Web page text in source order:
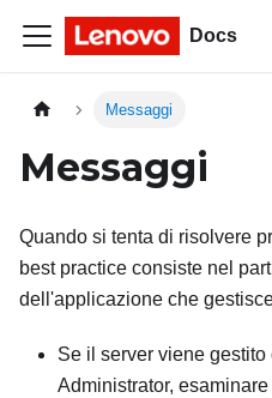
Docs
Messaggi
Messaggi
Quando si tenta di risolvere
best practice consiste nel
dell'applicazione che
Se il server viene gestito
Administrator,